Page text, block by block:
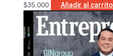
$35.000 Añadir al carrito